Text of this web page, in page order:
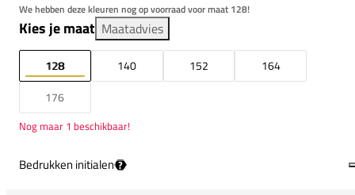
We hebben deze kleuren nog op voorraad voor maat 128!
Kies je maat Maatadvies
128 140 152
164
176
Nog maar 1 beschikbaar!
Bedrukken initialen ?